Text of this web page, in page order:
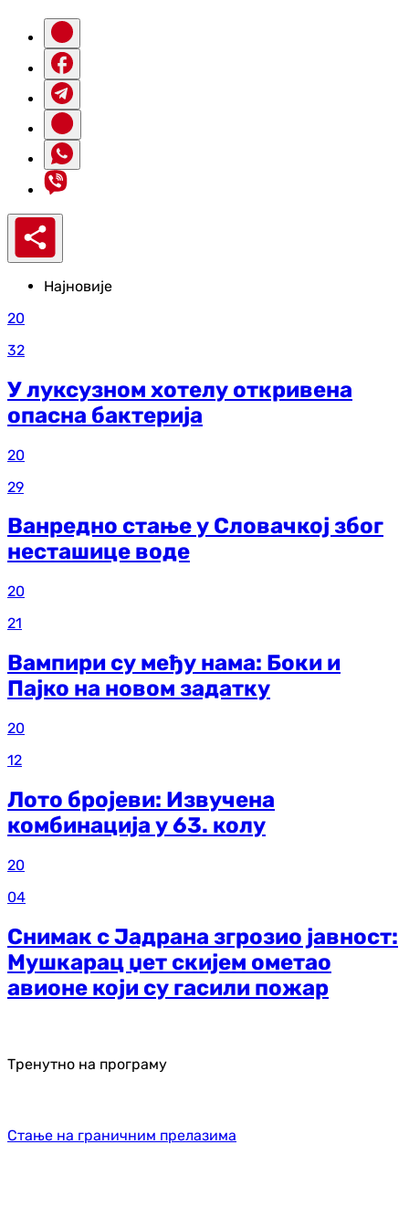
Најновије
20
32
У луксузном хотелу откривена
опасна бактерија
20
29
Ванредно стање у Словачкој због
несташице воде
20
21
Вампири су међу нама: Боки и
Пајко на новом задатку
20
12
Лото бројеви: Извучена
комбинација у 63. колу
20
04
Снимак с Јадрана згрозио јавност:
Мушкарац џет скијем ометао
авионе који су гасили пожар
Тренутно на програму
Стање на граничним прелазима